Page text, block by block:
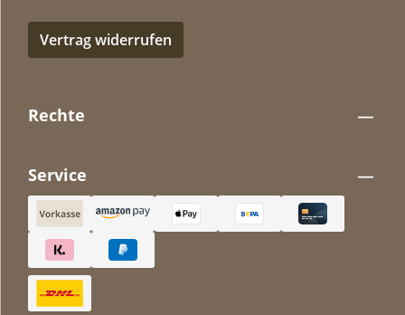
Vertrag widerrufen
Rechte
Service